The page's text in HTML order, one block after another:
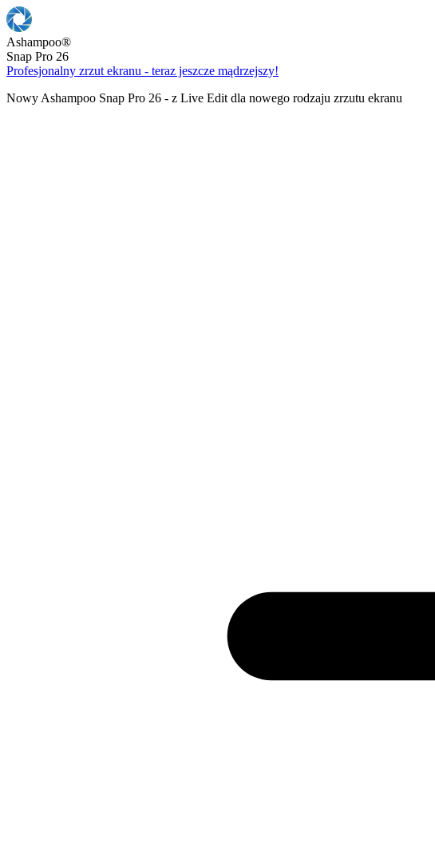
Ashampoo®
Snap Pro 26
Profesjonalny zrzut ekranu - teraz jeszcze mądrzejszy!
Nowy Ashampoo Snap Pro 26 - z Live Edit dla nowego rodzaju zrzutu ekranu